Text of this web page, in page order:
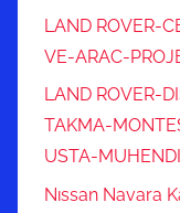
LAND ROVER-
VE-ARAC-
LAND ROVER-
TAKMA-
USTA-
Nıssan Navara